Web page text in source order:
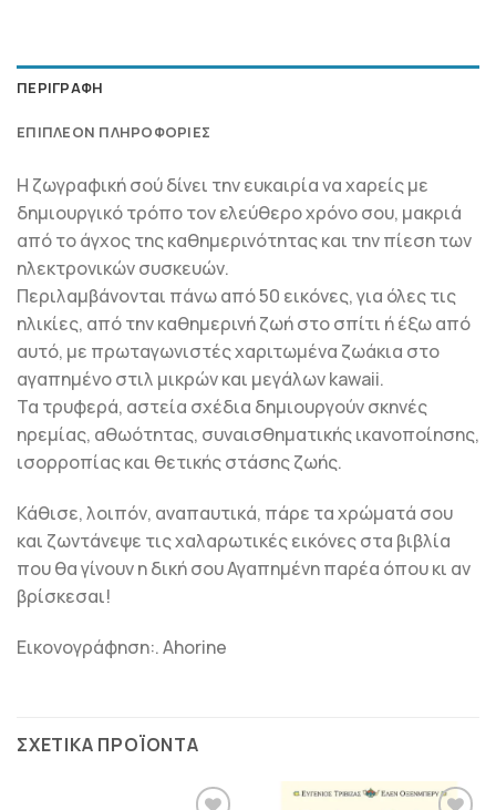
ΠΕΡΙΓΡΑΦΉ
ΕΠΙΠΛΈΟΝ ΠΛΗΡΟΦΟΡΊΕΣ
Η ζωγραφική σού δίνει την ευκαιρία να χαρείς με
δημιουργικό τρόπο τον ελεύθερο χρόνο σου, μακριά
από το άγχος της καθημερινότητας και την πίεση των
ηλεκτρονικών συσκευών.
Περιλαμβάνονται πάνω από 50 εικόνες, για όλες τις
ηλικίες, από την καθημερινή ζωή στο σπίτι ή έξω από
αυτό, με πρωταγωνιστές χαριτωμένα ζωάκια στο
αγαπημένο στιλ μικρών και μεγάλων kawaii.
Τα τρυφερά, αστεία σχέδια δημιουργούν σκηνές
ηρεμίας, αθωότητας, συναισθηματικής ικανοποίησης,
ισορροπίας και θετικής στάσης ζωής.
Κάθισε, λοιπόν, αναπαυτικά, πάρε τα χρώματά σου
και ζωντάνεψε τις χαλαρωτικές εικόνες στα βιβλία
που θα γίνουν η δική σου Αγαπημένη παρέα όπου κι αν
βρίσκεσαι!
Εικονογράφηση:. Ahorine
ΣΧΕΤΙΚΆ ΠΡΟΪΌΝΤΑ